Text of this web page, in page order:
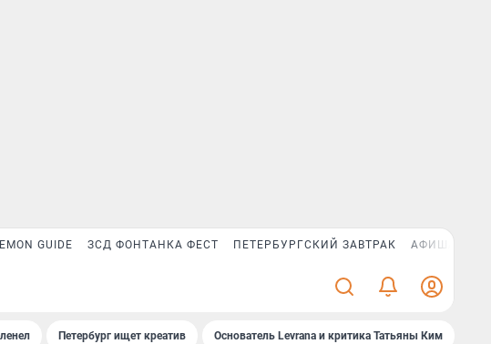
GUIDE ЗСД ФОНТАНКА ФЕСТ ПЕТЕРБУРГСКИЙ ЗАВТРАК АФИША PLUS
Петербург ищет креатив Основатель Levrana и критика Татьяны Ким